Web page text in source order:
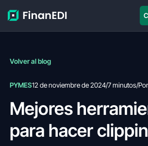
Volver al blog
PYMES12 de noviembre de 2024/7 minutos/
Mejores
para hacer